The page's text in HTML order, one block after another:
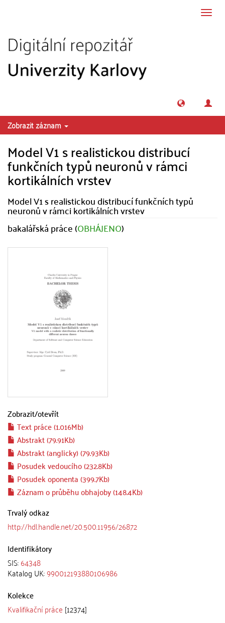
Zobrazit záznam
Model V1 s realistickou distribucí
funkčních typů neuronů v rámci
kortikálních vrstev
Model V1 s realistickou distribucí funkčních typů
neuronů v rámci kortikálních vrstev
bakalářská práce (OBHÁJENO)
Zobrazit/otevřít
Text práce (1.016Mb)
Abstrakt (79.91Kb)
Abstrakt (anglicky) (79.93Kb)
Posudek vedoucího (232.8Kb)
Posudek oponenta (399.7Kb)
Záznam o průběhu obhajoby (148.4Kb)
Trvalý odkaz
http://hdl.handle.net/20.500.11956/26872
Identifikátory
SIS:64348
Katalog UK:990012193880106986
Kolekce
Kvalifikační práce [12374]